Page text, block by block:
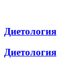
Диетология
Диетология